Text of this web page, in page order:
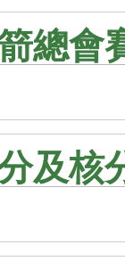
總會
及核